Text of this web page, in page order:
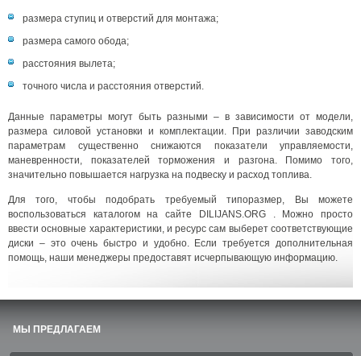
размера ступиц и отверстий для монтажа;
размера самого обода;
расстояния вылета;
точного числа и расстояния отверстий.
Данные параметры могут быть разными – в зависимости от модели,
размера силовой установки и комплектации. При различии заводским
параметрам существенно снижаются показатели управляемости,
маневренности, показателей торможения и разгона. Помимо того,
значительно повышается нагрузка на подвеску и расход топлива.
Для того, чтобы подобрать требуемый типоразмер, Вы можете
воспользоваться каталогом на сайте DILIJANS.ORG . Можно просто
ввести основные характеристики, и ресурс сам выберет соответствующие
диски – это очень быстро и удобно. Если требуется дополнительная
помощь, наши менеджеры предоставят исчерпывающую информацию.
МЫ ПРЕДЛАГАЕМ